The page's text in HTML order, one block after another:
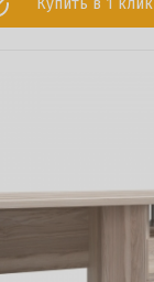
Купить в 1 клик